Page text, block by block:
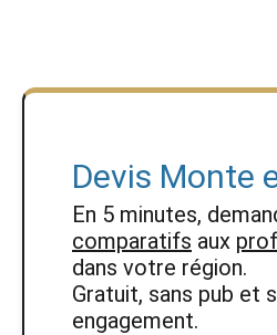
Devis Monte
En 5 minutes,
comparatifs aux
dans votre région.
Gratuit, sans pub et
engagement.